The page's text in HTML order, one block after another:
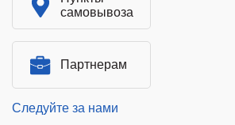
самовывоза
Партнерам
Следуйте за нами